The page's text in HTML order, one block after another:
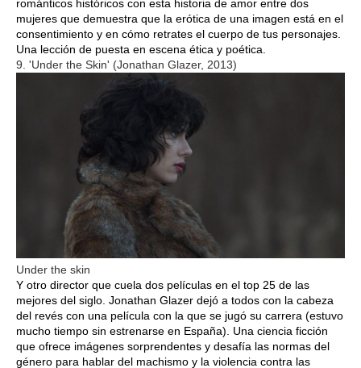
románticos históricos con esta historia de amor entre dos
mujeres que demuestra que la erótica de una imagen está en el
consentimiento y en cómo retrates el cuerpo de tus personajes.
Una lección de puesta en escena ética y poética.
9. 'Under the Skin' (Jonathan Glazer, 2013)
Under the skin
Y otro director que cuela dos películas en el top 25 de las
mejores del siglo. Jonathan Glazer dejó a todos con la cabeza
del revés con una película con la que se jugó su carrera (estuvo
mucho tiempo sin estrenarse en España). Una ciencia ficción
que ofrece imágenes sorprendentes y desafía las normas del
género para hablar del machismo y la violencia contra las